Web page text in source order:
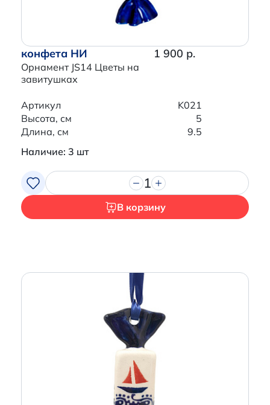
конфета НИ
Орнамент JS14 Цветы на
завитушках
1 900 р.
Артикул
K021
Высота, см
5
Длина, см
9.5
Наличие: 3 шт
1
В корзину